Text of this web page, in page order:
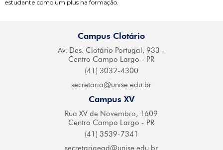
estudante como um plus na formação.
Campus Clotário
Av. Des. Clotário Portugal, 933 -
Centro Campo Largo - PR
(41) 3032-4300
secretaria@unise.edu.br
Campus XV
Rua XV de Novembro, 1609
Centro Campo Largo - PR
(41) 3539-7341
secretariaead@unise.edu.br